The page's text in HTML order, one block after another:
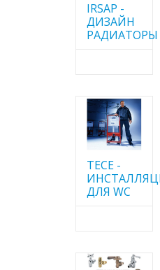
IRSAP -
ДИЗАЙН
РАДИАТОРЫ
TECE -
ДЛЯ WC